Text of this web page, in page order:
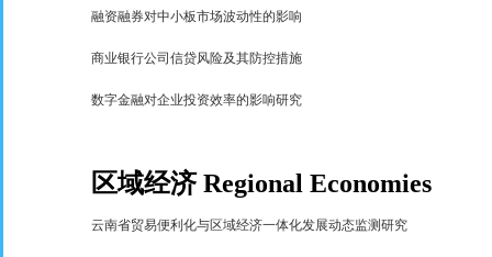
融资融券对中小板市场波动性的影响
商业银行公司信贷风险及其防控措施
数字金融对企业投资效率的影响研究
区域经济Regional Economies
云南省贸易便利化与区域经济一体化发展动态监测研究